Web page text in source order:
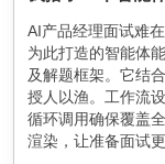
AI产品经理面试难
为此打造的智能体
及解题框架。它结
授人以渔。工作流
循环调用确保覆盖
渲染，让准备面试